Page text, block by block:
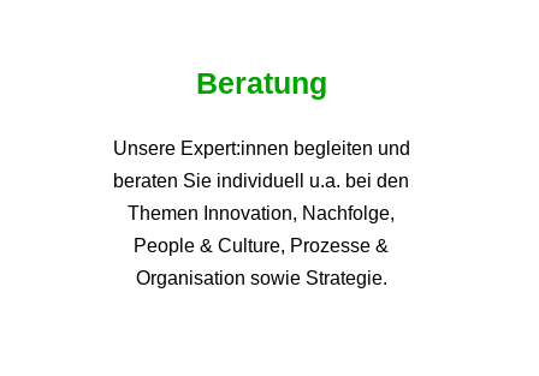
Beratung
Unsere Expert:innen begleiten und
beraten Sie individuell u.a. bei den
Themen Innovation, Nachfolge,
People & Culture, Prozesse &
Organisation sowie Strategie.